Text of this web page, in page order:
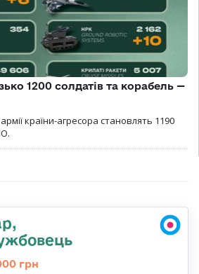
1200 солдатів та корабель —
країни-агресора становлять 1190
грн